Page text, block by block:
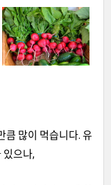
큼 많이 먹습니다. 유
있으나,